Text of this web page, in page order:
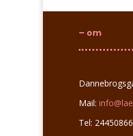
– om
Mail:
Tel: 24450866